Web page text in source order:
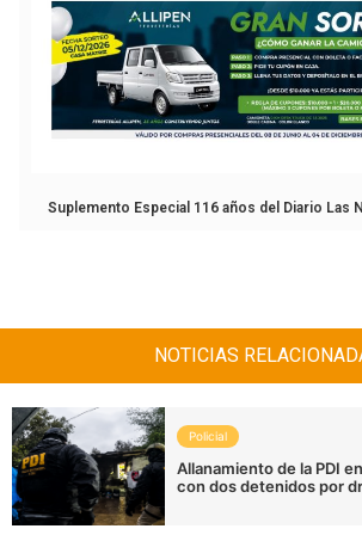
Suplemento Especial 116 años del Diario Las
NOTICIAS
Policial
Allanamiento de la PDI
con dos detenidos por